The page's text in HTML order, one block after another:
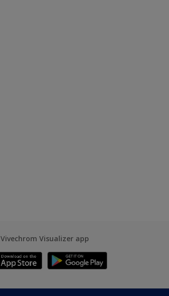
Vivechrom Visualizer app